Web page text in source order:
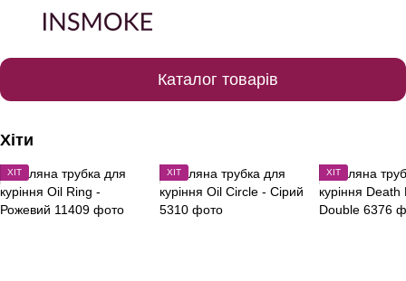
Каталог товарів
Хіти
ХІТ ХІТ ХІТ